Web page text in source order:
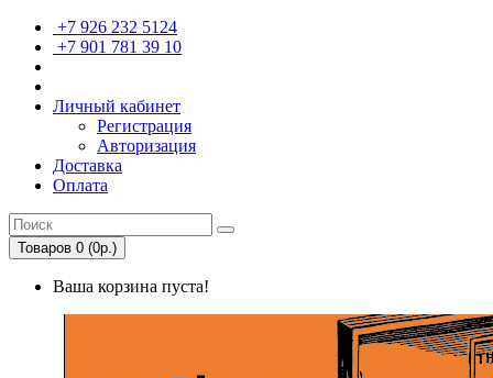
+7 926 232 5124
+7 901 781 39 10
Личный кабинет
Регистрация
Авторизация
Доставка
Оплата
Товаров 0 (0р.)
Ваша корзина пуста!